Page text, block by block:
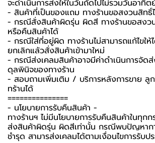
จะดำเนินการส่งให้ในวันถัดไปไม่รวมวันอาทิต
- สินค้าที่เป็นของแถม ทางร้านขอสงวนสิท
- กรณีสั่งสินค้าผิดรุ่น ผิดสี ทางร้านขอสงว
หรือคืนสินค้าได้
- กรณีใส่ที่อยู่ผิด ทางร้านไม่สามารถแก้ไขใ
ยกเลิกแล้วสั่งสินค้าเข้ามาใหม่
- กรณีส่งเคลมสินค้าอาจมีค่าดำเนินการจัดส่
ดุลพินิจของทางร้าน
- สอบถามเพิ่มเติม / บริการหลังการขาย ลู
ทร้านได้
===============
-️ นโยบายการรับคืนสินค้า -️
ทางร้านฯ ไม่มีนโยบายการรับคืนสินค้าในทุก
ส่งสินค้าผิดรุ่น ผิดสีเท่านั้น กรณีพบปัญหากา
ชำรุด สามารส่งเคลมได้ตามเงื่อนไขการรับป